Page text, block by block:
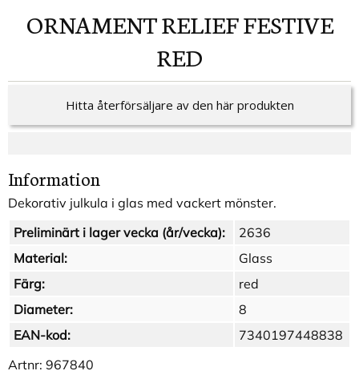
ORNAMENT RELIEF FESTIVE
RED
Hitta återförsäljare av den här produkten
Information
Dekorativ julkula i glas med vackert mönster.
Preliminärt i lager vecka (år/vecka):
2636
Material:
Glass
Färg:
red
Diameter:
8
EAN-kod:
7340197448838
Artnr: 967840